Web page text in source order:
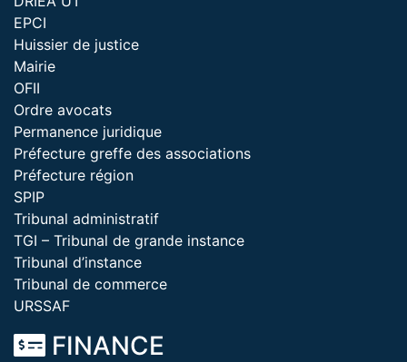
EPCI
Huissier de justice
Mairie
OFII
Ordre avocats
Permanence juridique
Préfecture greffe des associations
Préfecture région
SPIP
Tribunal administratif
TGI – Tribunal de grande instance
Tribunal d’instance
Tribunal de commerce
URSSAF
FINANCE